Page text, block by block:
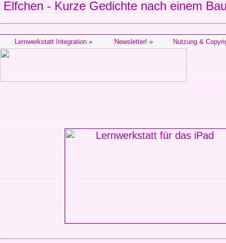
Elfchen - Kurze Gedichte nach einem
Lernwerkstatt Integration » Newsletter! » Nutzung &